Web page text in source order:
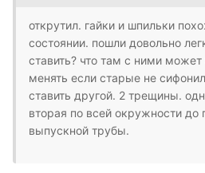
открутил. гайки и шпильки
состоянии. пошли довольно
ставить? что там с ними
менять если старые не
ставить другой. 2 трещины.
вторая по всей окружности до
выпускной трубы.